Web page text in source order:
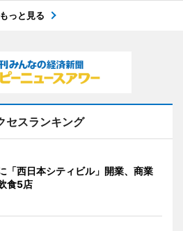
もっと見る
セスランキング
「西日本シティビル」開業、商業
食5店